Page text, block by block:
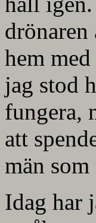
hem
jag stod
fungera,
att
män
Idag har